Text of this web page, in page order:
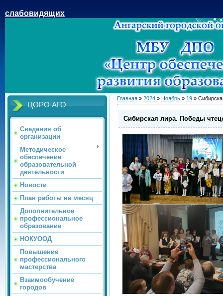
слабовидящих
ЦОРО АГО
Сведения об
организации
Методическое
обеспечение
образовательной
деятельности
Новости
План работы на месяц
Дополнительное
профессиональное
образование
НОКУООД
Повышение
профессионального
мастерства
Взаимообучение
городов
Главная » 2024 » Ноябрь » 19 »
Сибирская лира. Победы